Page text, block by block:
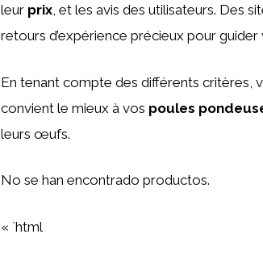
leur prix, et les avis des utilisateurs. Des
retours d’expérience précieux pour
En tenant compte des différents critères,
convient le mieux à vos poules
leurs œufs.
No se han encontrado productos.
« `html